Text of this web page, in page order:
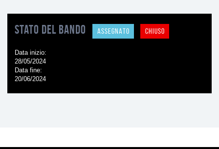
Stato del bando ASSEGNATO CHIUSO
Data inizio
28/05/2024
Data fine
20/06/2024